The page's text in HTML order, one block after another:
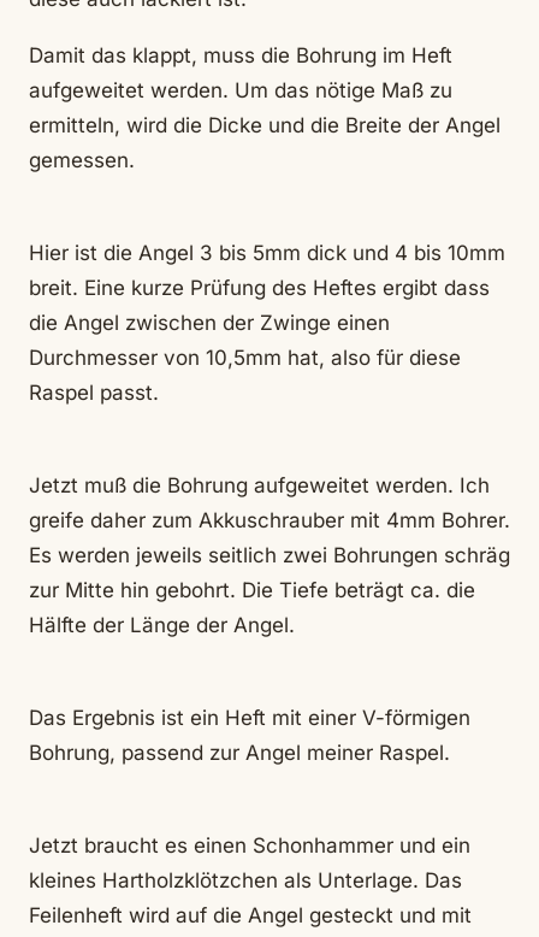
Damit das klappt, muss die Bohrung im Heft
aufgeweitet werden. Um das nötige Maß zu
ermitteln, wird die Dicke und die Breite der Angel
gemessen.
Hier ist die Angel 3 bis 5mm dick und 4 bis 10mm
breit. Eine kurze Prüfung des Heftes ergibt dass
die Angel zwischen der Zwinge einen
Durchmesser von 10,5mm hat, also für diese
Raspel passt.
Jetzt muß die Bohrung aufgeweitet werden. Ich
greife daher zum Akkuschrauber mit 4mm Bohrer.
Es werden jeweils seitlich zwei Bohrungen schräg
zur Mitte hin gebohrt. Die Tiefe beträgt ca. die
Hälfte der Länge der Angel.
Das Ergebnis ist ein Heft mit einer V-förmigen
Bohrung, passend zur Angel meiner Raspel.
Jetzt braucht es einen Schonhammer und ein
kleines Hartholzklötzchen als Unterlage. Das
Feilenheft wird auf die Angel gesteckt und mit